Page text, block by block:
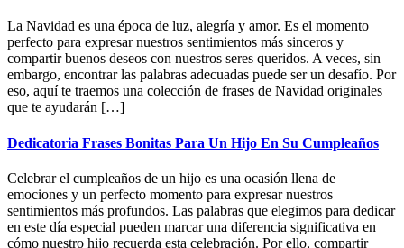
La Navidad es una época de luz, alegría y amor. Es el momento
perfecto para expresar nuestros sentimientos más sinceros y
compartir buenos deseos con nuestros seres queridos. A veces, sin
embargo, encontrar las palabras adecuadas puede ser un desafío. Por
eso, aquí te traemos una colección de frases de Navidad originales
que te ayudarán […]
Dedicatoria Frases Bonitas Para Un Hijo En Su Cumpleaños
Celebrar el cumpleaños de un hijo es una ocasión llena de
emociones y un perfecto momento para expresar nuestros
sentimientos más profundos. Las palabras que elegimos para dedicar
en este día especial pueden marcar una diferencia significativa en
cómo nuestro hijo recuerda esta celebración. Por ello, compartir